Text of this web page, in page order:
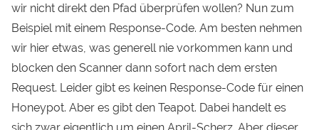
wir nicht direkt den Pfad überprüfen wollen? Nun zum
Beispiel mit einem Response-Code. Am besten nehmen
wir hier etwas, was generell nie vorkommen kann und
blocken den Scanner dann sofort nach dem ersten
Request. Leider gibt es keinen Response-Code für einen
Honeypot. Aber es gibt den Teapot. Dabei handelt es
sich zwar eigentlich um einen April-Scherz. Aber dieser